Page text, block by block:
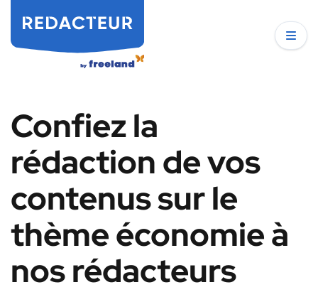
Confiez la
rédaction de vos
contenus sur le
thème économie à
nos rédacteurs